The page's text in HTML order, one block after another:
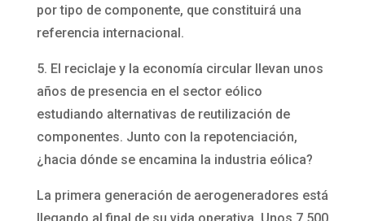
por tipo de componente, que constituirá una
referencia internacional.
5. El reciclaje y la economía circular llevan unos
años de presencia en el sector eólico
estudiando alternativas de reutilización de
componentes. Junto con la repotenciación,
¿hacia dónde se encamina la industria eólica?
La primera generación de aerogeneradores está